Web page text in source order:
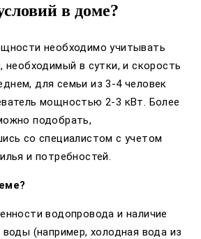
в доме?
необходимо учитывать
необходимый в сутки, и скорость
для семьи из 3-4 человек
мощностью 2-3 кВт. Более
подобрать,
со специалистом с учетом
и потребностей.
водопровода и наличие
(например, холодная вода из